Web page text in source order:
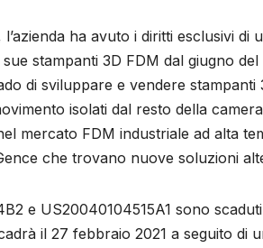
ha avuto i diritti esclusivi
stampanti 3D FDM dal giugno
di sviluppare e vendere
isolati dal resto della
mercato FDM industriale ad alta
che trovano nuove soluzioni
e US20040104515A1 sono
il 27 febbraio 2021 a seguito di